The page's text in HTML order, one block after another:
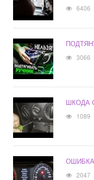
6406
3066
ШКОДА
1089
ОШИБКА
2047